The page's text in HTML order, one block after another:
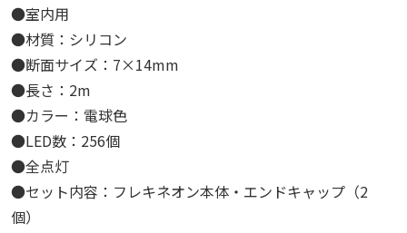
●室内用
●材質：シリコン
●断面サイズ：7×14mm
●長さ：2m
●カラー：電球色
●LED数：256個
●全点灯
●セット内容：フレキネオン本体・エンドキャップ（2
個）